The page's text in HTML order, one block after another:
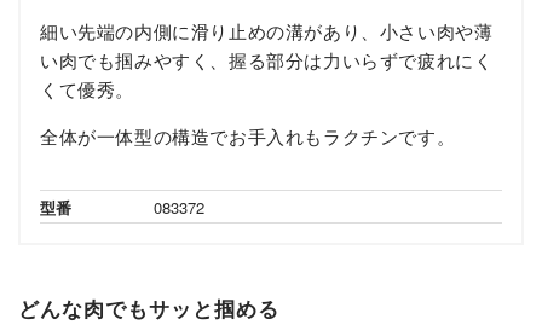
細い先端の内側に滑り止めの溝があり、小さい肉や薄
い肉でも掴みやすく、握る部分は力いらずで疲れにく
くて優秀。
全体が一体型の構造でお手入れもラクチンです。
型番 083372
どんな肉でもサッと掴める